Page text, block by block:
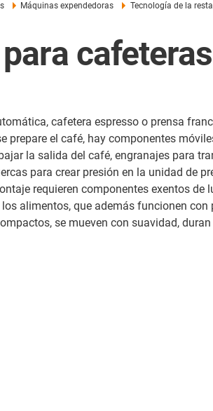
Máquinas expendedoras Tecnología de la
cafeteras
cafetera espresso o prensa
prepare el café, hay componentes
la salida del café, engranajes para
para crear presión en la unidad de
requieren componentes exentos de
alimentos, que además funcionen con
se mueven con suavidad,